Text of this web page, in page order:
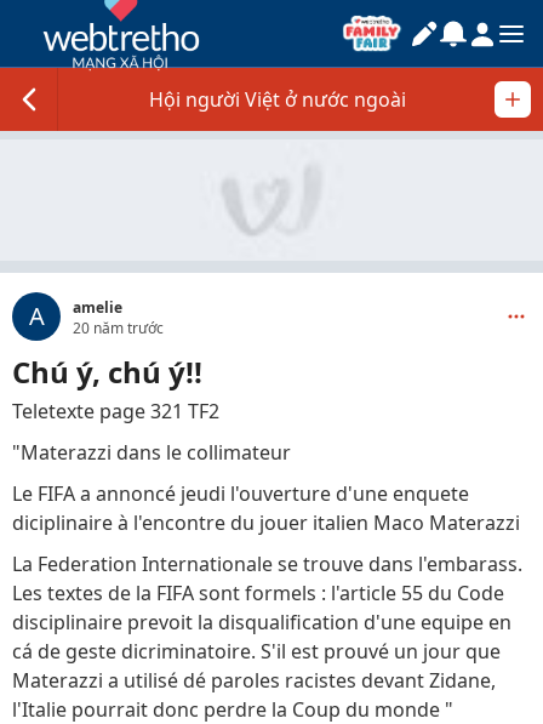
Hội người Việt ở nước ngoài
A
amelie
20 năm trước
Chú ý, chú ý!!
Teletexte page 321 TF2
"Materazzi dans le collimateur
Le FIFA a annoncé jeudi l'ouverture d'une enquete
diciplinaire à l'encontre du jouer italien Maco Materazzi
La Federation Internationale se trouve dans l'embarass.
Les textes de la FIFA sont formels : l'article 55 du Code
disciplinaire prevoit la disqualification d'une equipe en
cá de geste dicriminatoire. S'il est prouvé un jour que
Materazzi a utilisé dé paroles racistes devant Zidane,
l'Italie pourrait donc perdre la Coup du monde "